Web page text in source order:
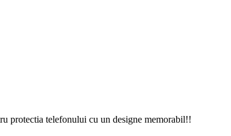
protectia telefonului cu un designe memorabil!!